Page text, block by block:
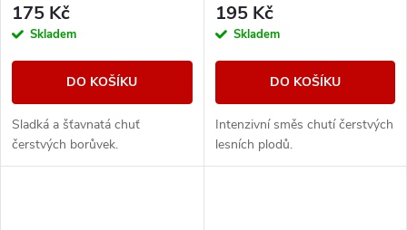
175 Kč
Skladem
DO KOŠÍKU
Sladká a šťavnatá chuť
čerstvých borůvek.
195 Kč
Skladem
DO KOŠÍKU
Intenzivní směs chutí čerstvých
lesních plodů.